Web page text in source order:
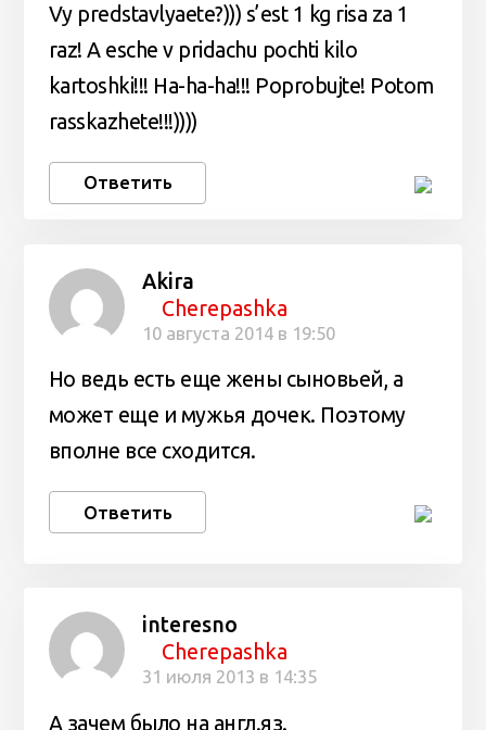
Vy predstavlyaete?))) s’est 1 kg risa za 1
raz! A esche v pridachu pochti kilo
kartoshki!!! Ha-ha-ha!!! Poprobujte! Potom
rasskazhete!!!))))
Ответить
Akira
Cherepashka
10 августа 2014 в 19:50
Но ведь есть еще жены сыновьей, а
может еще и мужья дочек. Поэтому
вполне все сходится.
Ответить
interesno
Cherepashka
31 июля 2013 в 14:35
А зачем было на англ.яз.